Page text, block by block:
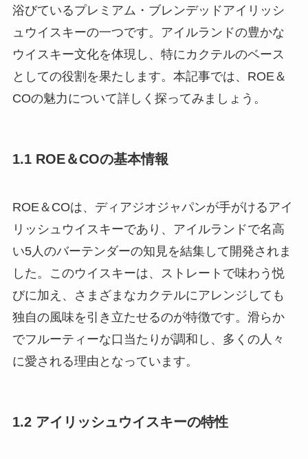
浴びているプレミアム・ブレンデッドアイリッシ
ュウイスキーの一つです。アイルランドの豊かな
ウイスキー文化を体現し、特にカクテルのベース
としての役割を果たします。本記事では、ROE＆
COの魅力について詳しく探ってみましょう。
1.1 ROE＆COの基本情報
ROE＆COは、ディアジオジャパンが手がけるアイ
リッシュウイスキーであり、アイルランドで名高
い5人のバーテンダーの知見を結集して開発されま
した。このウイスキーは、ストレートで味わう悦
びに加え、さまざまなカクテルにアレンジしても
独自の風味を引き立たせるのが特徴です。滑らか
でフルーティーな口当たりが調和し、多くの人々
に愛される理由となっています。
1.2 アイリッシュウイスキーの特性